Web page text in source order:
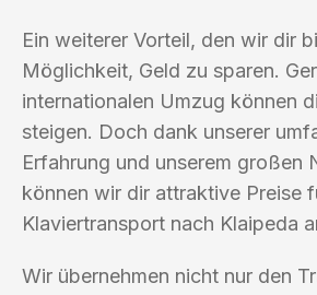
Ein weiterer Vorteil, den wir dir
Möglichkeit, Geld zu sparen.
internationalen Umzug können
steigen. Doch dank unserer
Erfahrung und unserem großen
können wir dir attraktive Preise
Klaviertransport nach Klaipeda
Wir übernehmen nicht nur den